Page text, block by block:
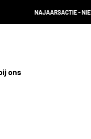
- NIEUWE COLLECTIE
ons